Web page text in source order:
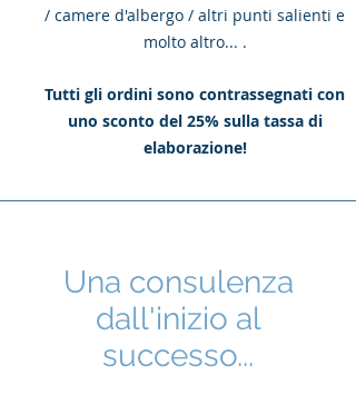
/ camere d'albergo / altri punti salienti e
molto altro... .
Tutti gli ordini sono contrassegnati con
uno sconto del 25% sulla tassa di
elaborazione!
Una consulenza
dall'inizio al
successo...